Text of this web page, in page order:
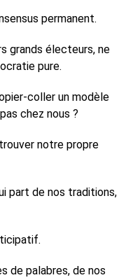
permanent.
grands électeurs, ne
pure.
coller un modèle
chez nous ?
notre propre
part de nos traditions,
de palabres, de nos